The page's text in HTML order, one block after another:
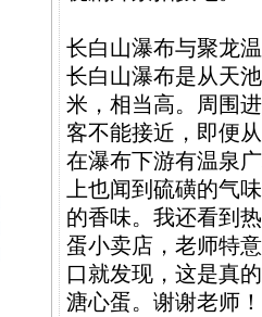
长白山瀑布与聚龙
长白山瀑布是从天
米，相当高。周围
客不能接近，即便
在瀑布下游有温泉
上也闻到硫磺的气
的香味。我还看到
蛋小卖店，老师特
口就发现，这是真
溏心蛋。谢谢老师！